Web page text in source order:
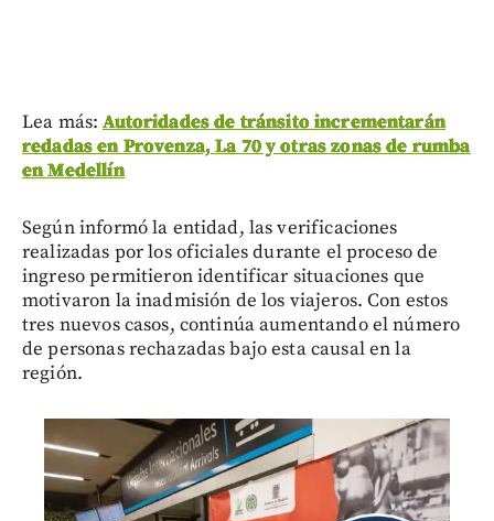
Lea más:Autoridades de tránsito incrementarán
redadas en Provenza, La 70 y otras zonas de rumba
en Medellín
Según informó la entidad, las verificaciones
realizadas por los oficiales durante el proceso de
ingreso permitieron identificar situaciones que
motivaron la inadmisión de los viajeros. Con estos
tres nuevos casos, continúa aumentando el número
de personas rechazadas bajo esta causal en la
región.